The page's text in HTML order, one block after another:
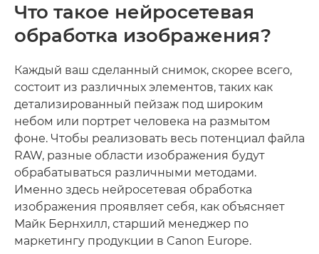
Что такое нейросетевая
обработка изображения?
Каждый ваш сделанный снимок, скорее всего,
состоит из различных элементов, таких как
детализированный пейзаж под широким
небом или портрет человека на размытом
фоне. Чтобы реализовать весь потенциал файла
RAW, разные области изображения будут
обрабатываться различными методами.
Именно здесь нейросетевая обработка
изображения проявляет себя, как объясняет
Майк Бернхилл, старший менеджер по
маркетингу продукции в Canon Europe.